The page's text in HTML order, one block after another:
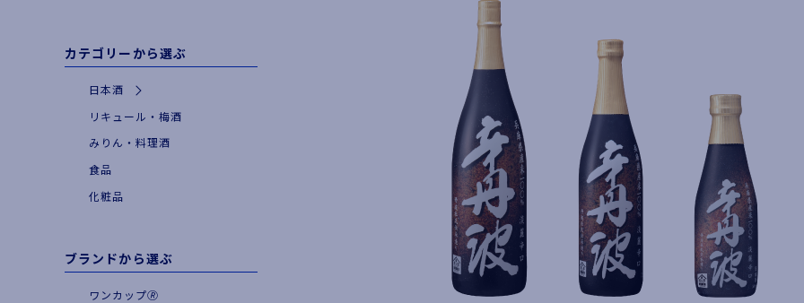
カテゴリーから選ぶ
日本酒
リキュール・梅酒
みりん・料理酒
食品
化粧品
ブランドから選ぶ
ワンカップ🄬